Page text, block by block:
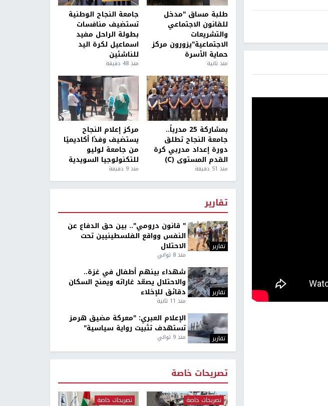
طلبة مساق "مدخل
للقانون الاجتماعي
والتشريعات
الاجتماعية"يزورون مركز
حماية الأسرة
منذ ثانية
جامعة النجاح الوطنية
تستضيف منافسات
بطولة الراحل مفيد
اسماعيل لكرة اليد
للناشئين
منذ 48 دقيقة
بمشاركة 25 مدرباً..
جامعة النجاح تطلق
دورة إعداد مدربي كرة
القدم المستوى (C)
منذ 51 دقيقة
مركز إعلام النجاح
يستضيف وفدًا أكاديميًا
من جامعة لوليو
للتكنولوجيا السويدية
منذ 9 دقيقة
تقارير
تقارير
" قانون درومي".. بين حق الدفاع عن
النفس وواقع الفلسطينيين تحت
الاحتلال
منذ 8 ثواني
تقارير
شهداء بينهم أطفال في غزة..
والاحتلال يصعّد غاراته ويمنح السكان
دقائق للإخلاء
منذ 11 ثانية
تقارير
الإعلام العبري: "معركة مضيق هرمز
تستهدف تثبيت رواية سياسية"
منذ 9 ثواني
تصريحات خاصة
تصريحات خاصة تصريحات خاصة